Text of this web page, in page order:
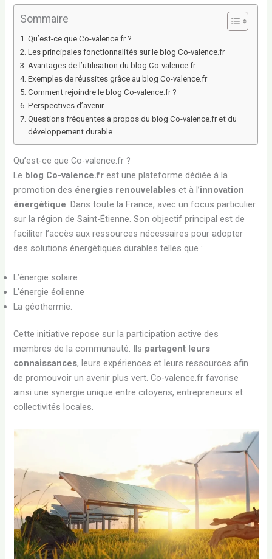
Sommaire
Qu’est-ce que Co-valence.fr ?
Les principales fonctionnalités sur le blog Co-valence.fr
Avantages de l’utilisation du blog Co-valence.fr
Exemples de réussites grâce au blog Co-valence.fr
Comment rejoindre le blog Co-valence.fr ?
Perspectives d’avenir
Questions fréquentes à propos du blog Co-valence.fr et du
développement durable
Qu’est-ce que Co-valence.fr ?
Le blog Co-valence.fr est une plateforme dédiée à la
promotion des énergies renouvelables et à l’innovation
énergétique. Dans toute la France, avec un focus particulier
sur la région de Saint-Étienne. Son objectif principal est de
faciliter l’accès aux ressources nécessaires pour adopter
des solutions énergétiques durables telles que :
L’énergie solaire
L’énergie éolienne
La géothermie.
Cette initiative repose sur la participation active des
membres de la communauté. Ils partagent leurs
connaissances, leurs expériences et leurs ressources afin
de promouvoir un avenir plus vert. Co-valence.fr favorise
ainsi une synergie unique entre citoyens, entrepreneurs et
collectivités locales.